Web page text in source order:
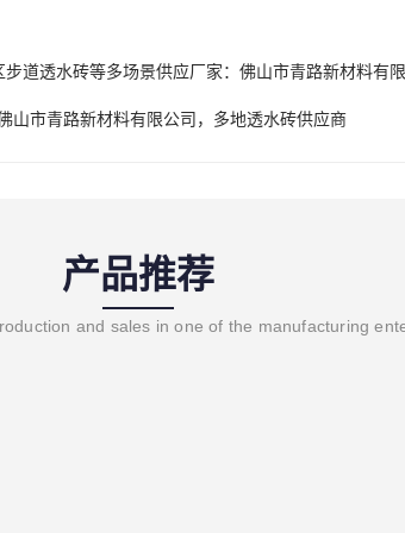
道透水砖等多场景供应厂家：佛山市青路新材料有限
山市青路新材料有限公司，多地透水砖供应商
产品推荐
and sales in one of the manufacturing